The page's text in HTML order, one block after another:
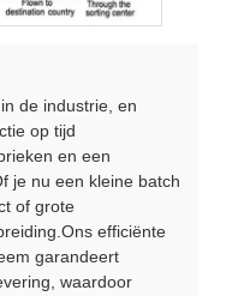
de industrie, en
op tijd
en een
je nu een kleine batch
of grote
efficiënte
garandeert
waardoor